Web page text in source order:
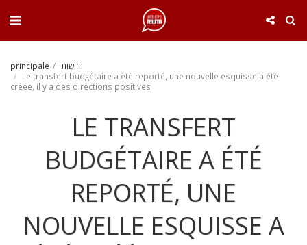
principale
חדשות
Le transfert budgétaire a été reporté, une nouvelle esquisse a été
créée, il y a des directions positives
LE TRANSFERT
BUDGÉTAIRE A ÉTÉ
REPORTÉ, UNE
NOUVELLE ESQUISSE A